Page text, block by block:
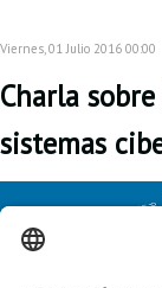
Viernes, 01 Julio 2016 00:00
Charla
sistemas
Reintegro
Retiro
Transferencia